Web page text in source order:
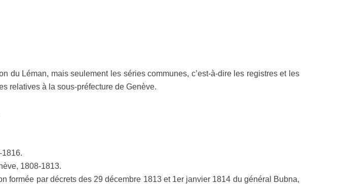
du Léman, mais seulement les séries communes, c’est-à-dire les registres et les
relatives à la sous-préfecture de Genève.
1816.
1808-1813.
formée par décrets des 29 décembre 1813 et 1er janvier 1814 du général Bubna,